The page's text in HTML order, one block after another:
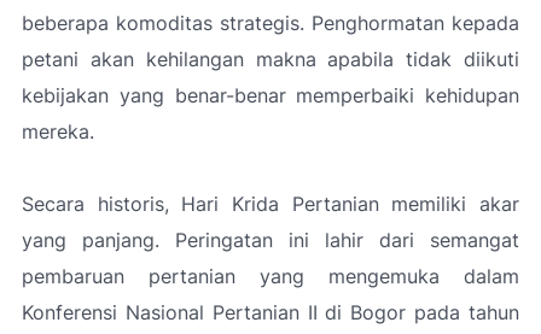
beberapa komoditas strategis. Penghormatan kepada
petani akan kehilangan makna apabila tidak diikuti
kebijakan yang benar-benar memperbaiki kehidupan
mereka.
Secara historis, Hari Krida Pertanian memiliki akar
yang panjang. Peringatan ini lahir dari semangat
pembaruan pertanian yang mengemuka dalam
Konferensi Nasional Pertanian II di Bogor pada tahun